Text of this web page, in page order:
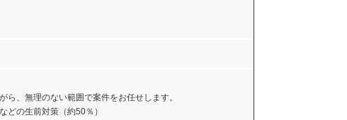
ら、無理のない範囲で案件をお任せします。
どの生前対策（約50％）